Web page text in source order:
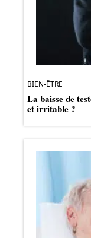
BIEN-ÊTRE
La baisse de
et irritable ?